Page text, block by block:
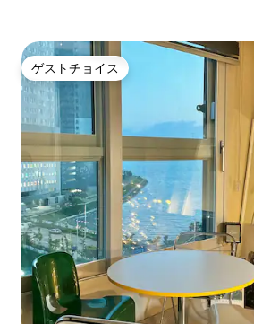
ゲストチョイス
ゲストチョイス